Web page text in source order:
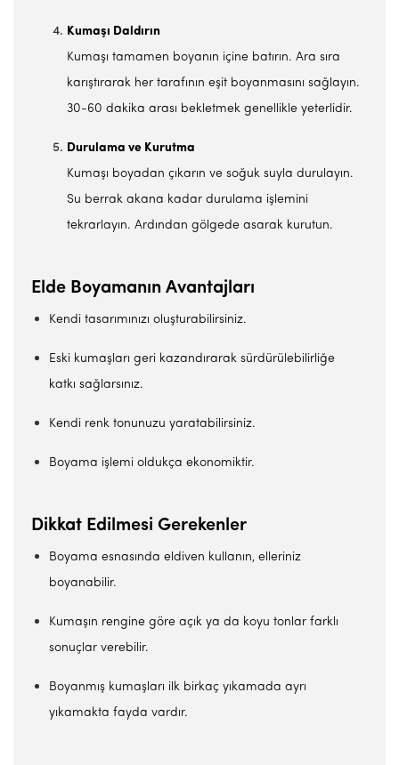
Kumaşı Daldırın
Kumaşı tamamen boyanın içine batırın. Ara sıra
karıştırarak her tarafının eşit boyanmasını sağlayın.
30-60 dakika arası bekletmek genellikle yeterlidir.
Durulama ve Kurutma
Kumaşı boyadan çıkarın ve soğuk suyla durulayın.
Su berrak akana kadar durulama işlemini
tekrarlayın. Ardından gölgede asarak kurutun.
Elde Boyamanın Avantajları
Kendi tasarımınızı oluşturabilirsiniz.
Eski kumaşları geri kazandırarak sürdürülebilirliğe
katkı sağlarsınız.
Kendi renk tonunuzu yaratabilirsiniz.
Boyama işlemi oldukça ekonomiktir.
Dikkat Edilmesi Gerekenler
Boyama esnasında eldiven kullanın, elleriniz
boyanabilir.
Kumaşın rengine göre açık ya da koyu tonlar farklı
sonuçlar verebilir.
Boyanmış kumaşları ilk birkaç yıkamada ayrı
yıkamakta fayda vardır.